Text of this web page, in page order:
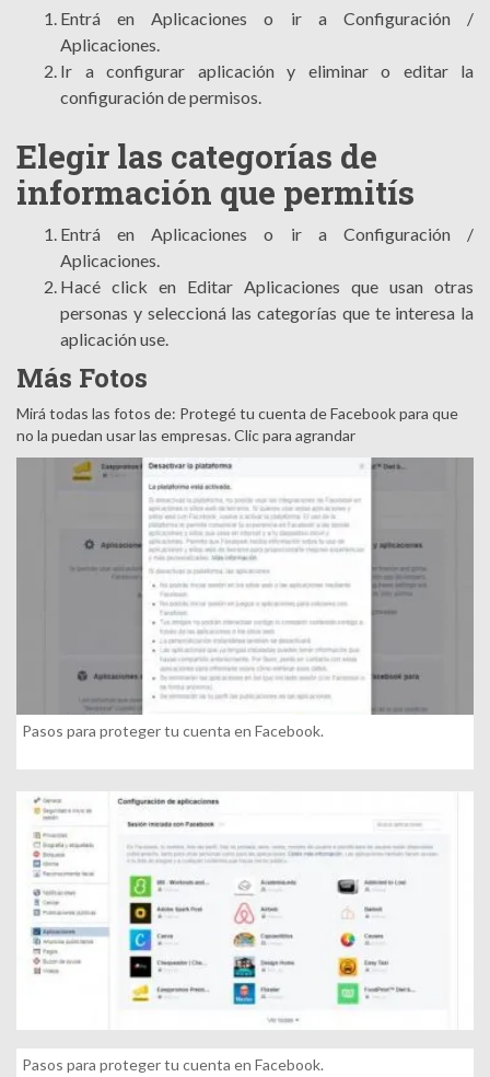
Entrá en Aplicaciones o ir a Configuración /
Aplicaciones.
Ir a configurar aplicación y eliminar o editar la
configuración de permisos.
Elegir las categorías de
información que permitís
Entrá en Aplicaciones o ir a Configuración /
Aplicaciones.
Hacé click en Editar Aplicaciones que usan otras
personas y seleccioná las categorías que te interesa la
aplicación use.
Más Fotos
Mirá todas las fotos de: Protegé tu cuenta de Facebook para que
no la puedan usar las empresas. Clic para agrandar
Pasos para proteger tu cuenta en Facebook.
Pasos para proteger tu cuenta en Facebook.